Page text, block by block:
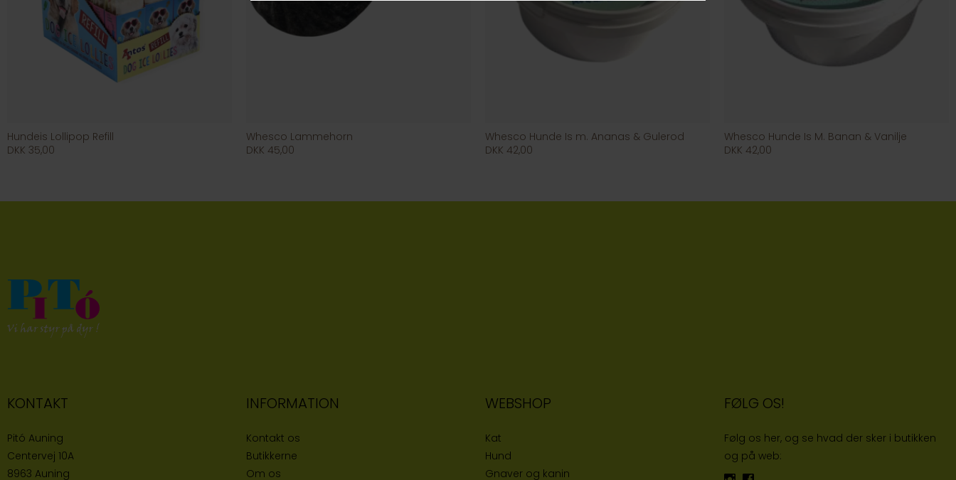
Hundeis Lollipop Refill
DKK 35,00
Whesco Lammehorn
DKK 45,00
Whesco Hunde Is m. Ananas & Gulerod
DKK 42,00
Whesco Hunde Is M. Banan & Vanilje
DKK 42,00
KONTAKT
Pitó Auning
Centervej 10A
8963 Auning
INFORMATION
Kontakt os
Butikkerne
Om os
WEBSHOP
Kat
Hund
Gnaver og kanin
FØLG OS!
Følg os her, og se hvad der sker i butikken
og på web: